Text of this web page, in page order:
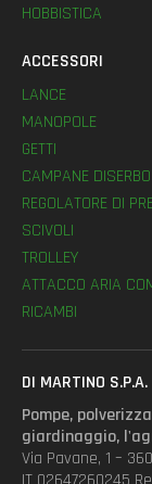
HOBBISTICA
ACCESSORI
LANCE
MANOPOLE
GETTI
CAMPANE DISERBO
REGOLATORE DI
SCIVOLI
TROLLEY
ATTACCO ARIA
RICAMBI
DI MARTINO S.P.A.
Pompe,
giardinaggio,
Via Pavane, 1 –